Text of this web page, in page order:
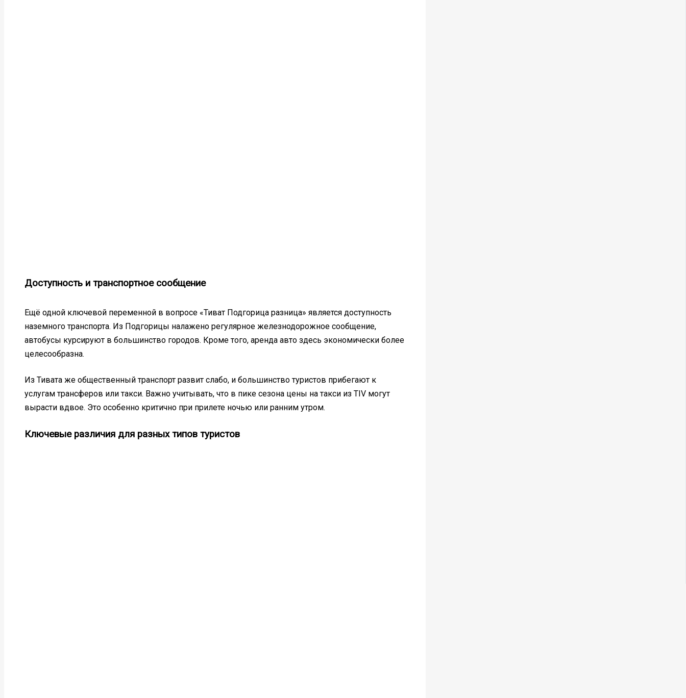
Доступность и транспортное сообщение
Ещё одной ключевой переменной в вопросе «Тиват Подгорица разница» является доступность
наземного транспорта. Из Подгорицы налажено регулярное железнодорожное сообщение,
автобусы курсируют в большинство городов. Кроме того, аренда авто здесь экономически более
целесообразна.
Из Тивата же общественный транспорт развит слабо, и большинство туристов прибегают к
услугам трансферов или такси. Важно учитывать, что в пике сезона цены на такси из TIV могут
вырасти вдвое. Это особенно критично при прилете ночью или ранним утром.
Ключевые различия для разных типов туристов